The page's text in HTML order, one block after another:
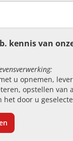
kennis van
u opnemen,
opstellen van
het door u